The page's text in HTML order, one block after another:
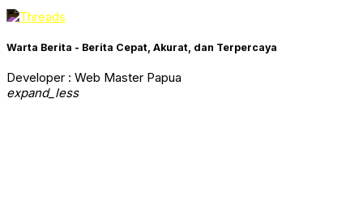
Warta Berita - Berita Cepat, Akurat, dan Terpercaya
Developer : Web Master Papua
expand_less